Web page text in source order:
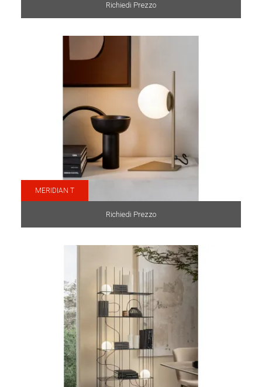
Richiedi Prezzo
MERIDIAN T
Richiedi Prezzo